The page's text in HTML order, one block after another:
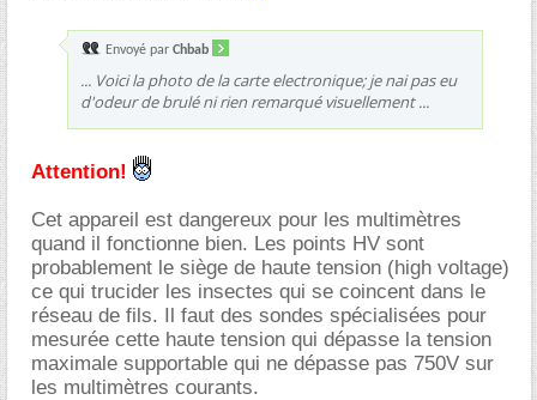
Envoyé par Chbab
... Voici la photo de la carte electronique; je nai pas eu
d'odeur de brulé ni rien remarqué visuellement ...
Attention!
Cet appareil est dangereux pour les multimètres
quand il fonctionne bien. Les points HV sont
probablement le siège de haute tension (high voltage)
ce qui trucider les insectes qui se coincent dans le
réseau de fils. Il faut des sondes spécialisées pour
mesurée cette haute tension qui dépasse la tension
maximale supportable qui ne dépasse pas 750V sur
les multimètres courants.